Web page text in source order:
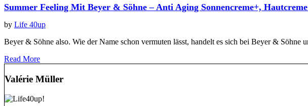
Summer Feeling Mit Beyer & Söhne – Anti Aging Sonnencreme+,
by Life 40up
Beyer & Söhne also. Wie der Name schon vermuten lässt, handelt es sich bei Beyer &
Read More
Valérie Müller